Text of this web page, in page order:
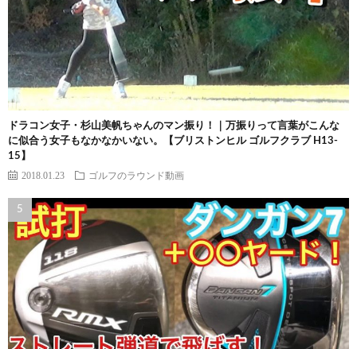
ドラコン女子・杉山美帆ちゃんのマン振り！｜万振りって言葉がこんな
に似合う女子もなかなかいない。【ブリストンヒル ゴルフクラブ H13-
15】
2018.01.23 ゴルフのラウンド動画